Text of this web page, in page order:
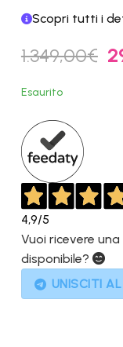
Scopri tutti i
1.349,00€ Il
Esaurito
4,9/5
Vuoi ricevere
disponibile?
UNISCITI